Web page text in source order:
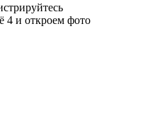
4 и откроем фото